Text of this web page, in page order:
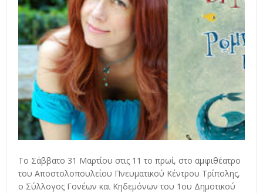
Το Σάββατο 31 Μαρτίου στις 11 το πρωί, στο αμφιθέατρο
του Αποστολοπουλείου Πνευματικού Κέντρου Τρίπολης,
ο Σύλλογος Γονέων και Κηδεμόνων του 1ου Δημοτικού